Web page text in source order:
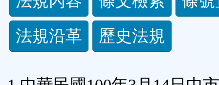
規
功
法規沿革
歷史法規